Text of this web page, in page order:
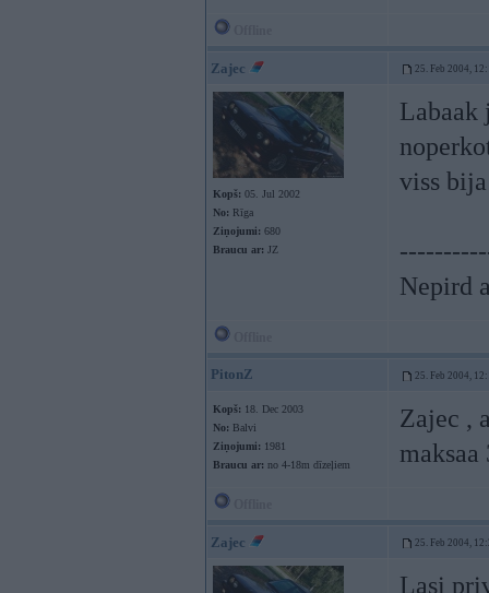
Zajec 25. Feb 2004,
Kopš: 05. Jul 2002
No: Rīga
Ziņojumi: 680
Braucu ar: JZ
Labaak
viss
Nepird
PitonZ 25. Feb 2004,
Kopš: 18. Dec 2003
No: Balvi
Ziņojumi: 1981
Braucu ar: no 4-18m dīzeļiem
Zajec ,
maksaa
Zajec 25. Feb 2004,
Lasi